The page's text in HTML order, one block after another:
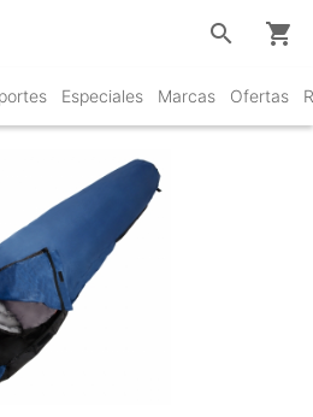
Especiales Marcas Ofertas
search shopping_cart